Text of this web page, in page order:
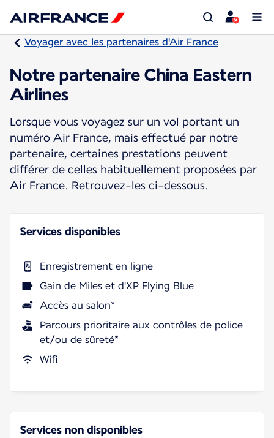
Voyager avec les partenaires d'Air France
Notre partenaire China Eastern
Airlines
Lorsque vous voyagez sur un vol portant un
numéro Air France, mais effectué par notre
partenaire, certaines prestations peuvent
différer de celles habituellement proposées par
Air France. Retrouvez-les ci-dessous.
Services disponibles
Enregistrement en ligne
Gain de Miles et d'XP Flying Blue
Accès au salon*
Parcours prioritaire aux contrôles de police
et/ou de sûreté*
Wifi
Services non disponibles